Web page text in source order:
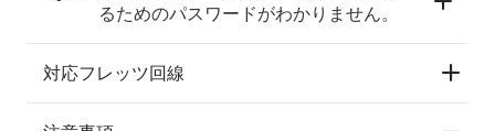
るためのパスワードがわかりません。
対応フレッツ回線